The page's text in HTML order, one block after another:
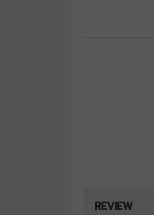
REVIEW